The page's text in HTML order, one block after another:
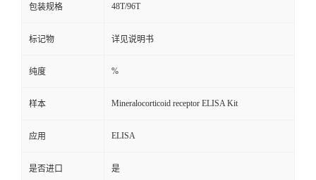
包装规格 48T/96T
标记物 详见说明书
纯度 %
样本 Mineralocorticoid receptor ELISA Kit
应用 ELISA
是否进口 是